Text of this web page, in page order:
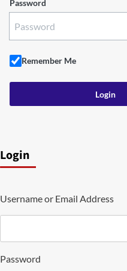
Password
Remember Me
Login
Username or Email Address
Password